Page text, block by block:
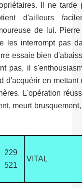
Il ne
d'ailleurs
de lui.
les interrompt pas
essaie bien
pas, il
d'acquérir en
L'opération
meurt
229
521
VITAL